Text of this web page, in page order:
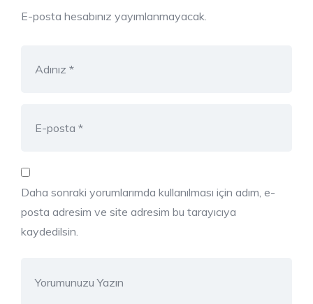
E-posta hesabınız yayımlanmayacak.
Daha sonraki yorumlarımda kullanılması için adım, e-
posta adresim ve site adresim bu tarayıcıya
kaydedilsin.